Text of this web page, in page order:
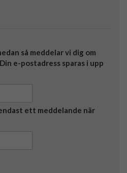
så meddelar vi dig om
e-postadress sparas i upp
ett meddelande när